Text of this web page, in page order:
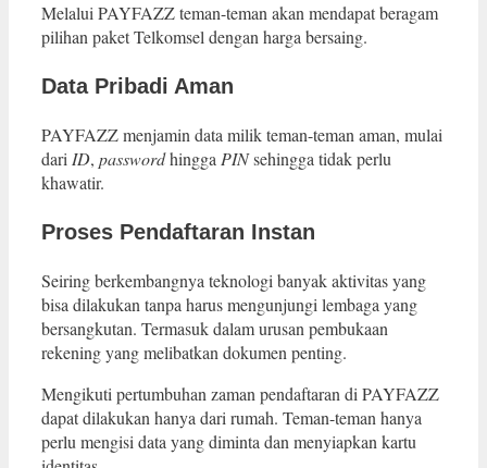
Melalui PAYFAZZ teman-teman akan mendapat beragam
pilihan paket Telkomsel dengan harga bersaing.
Data Pribadi Aman
PAYFAZZ menjamin data milik teman-teman aman, mulai
dariID, passwordhinggaPINsehingga tidak perlu
khawatir.
Proses Pendaftaran Instan
Seiring berkembangnya teknologi banyak aktivitas yang
bisa dilakukan tanpa harus mengunjungi lembaga yang
bersangkutan. Termasuk dalam urusan pembukaan
rekening yang melibatkan dokumen penting.
Mengikuti pertumbuhan zaman pendaftaran di PAYFAZZ
dapat dilakukan hanya dari rumah. Teman-teman hanya
perlu mengisi data yang diminta dan menyiapkan kartu